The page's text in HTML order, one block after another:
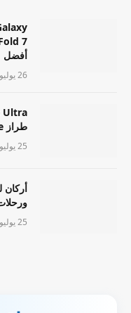
أفضل
26 يوليو، 2026
طراز Apple عالي المستوى
25 يوليو، 2026
25 يوليو، 2026